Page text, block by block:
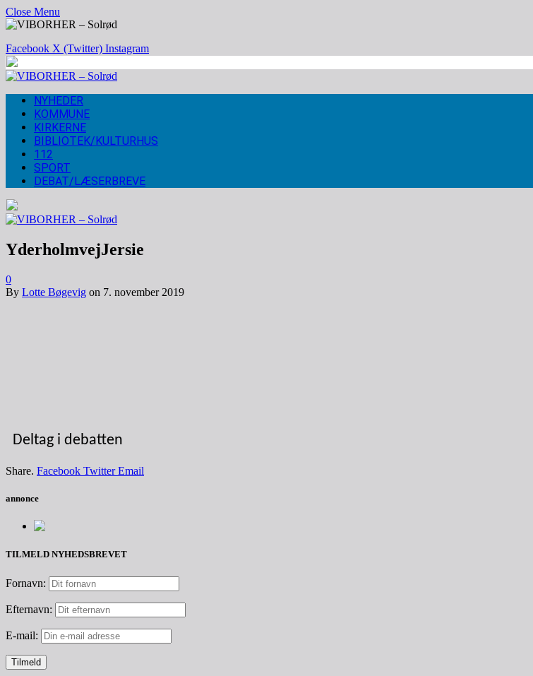
Close Menu
Facebook X (Twitter) Instagram
NYHEDER
KOMMUNE
KIRKERNE
BIBLIOTEK/KULTURHUS
112
SPORT
DEBAT/LÆSERBREVE
YderholmvejJersie
0
By Lotte Bøgevig on 7. november 2019
Deltag i debatten
Share. Facebook Twitter Email
annonce
TILMELD NYHEDSBREVET
Fornavn:
Efternavn:
E-mail: